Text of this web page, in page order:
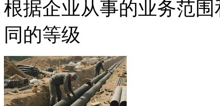
根据企业从事的业务范
同的等级